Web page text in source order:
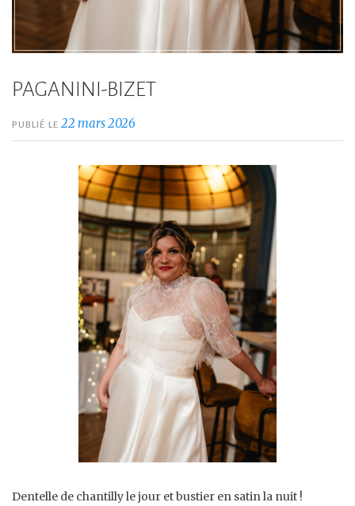
PAGANINI-BIZET
PUBLIÉ LE 22 mars 2026
Dentelle de chantilly le jour et bustier en satin la nuit !